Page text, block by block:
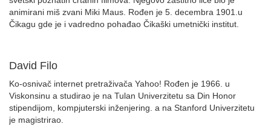
animirani miš zvani Miki Maus. Rođen je 5. decembra 1901.u
Čikagu gde je i vadredno pohađao Čikaški umetnički institut.
David Filo
Ko-osnivač internet pretraživača Yahoo! Rođen je 1966. u
Viskonsinu a studirao je na Tulan Univerzitetu sa Din Honor
stipendijom, kompjuterski inženjering. a na Stanford Univerzitetu
je magistrirao.